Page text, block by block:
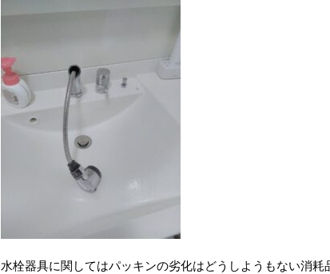
水栓器具に関してはパッキンの劣化はどうしようもない消耗